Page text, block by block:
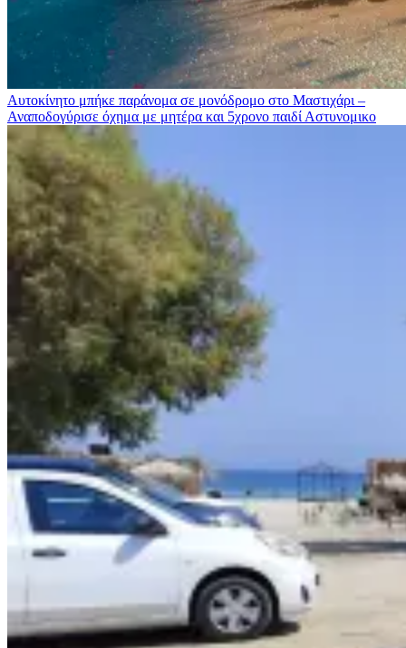
Αυτοκίνητο μπήκε παράνομα σε μονόδρομο στο Μαστιχάρι –
Αναποδογύρισε όχημα με μητέρα και 5χρονο παιδί Αστυνομικο